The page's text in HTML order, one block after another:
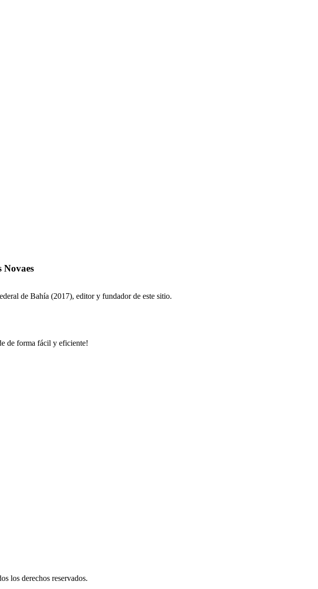
Novaes
de Bahía (2017), editor y fundador de este sitio.
de forma fácil y eficiente!
los derechos reservados.